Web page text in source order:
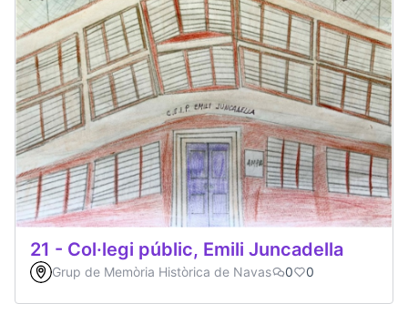
21 - Col·legi públic, Emili Juncadella
Grup de Memòria Històrica de Navas 0 0